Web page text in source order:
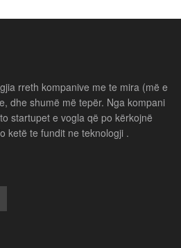
rreth kompanive me te mira (më e
dhe shumë më tepër. Nga kompani
startupet e vogla që po kërkojnë
ketë te fundit ne teknologji .